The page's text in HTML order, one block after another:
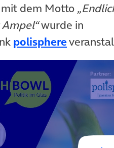
dem Motto
wurde in
polisphere(öffnet in